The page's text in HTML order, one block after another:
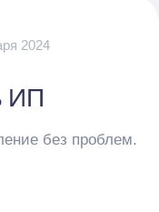
2024
ИП
без проблем.